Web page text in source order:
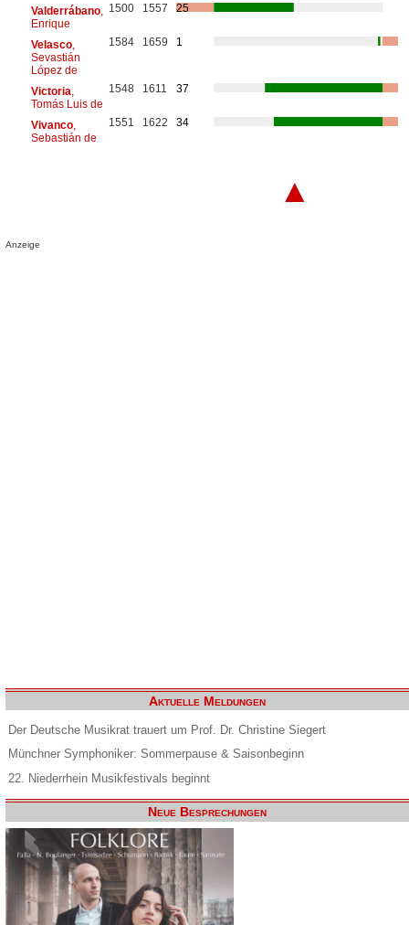
Valderrábano,
Enrique
1500 1557 25
Velasco,
Sevastián
López de
1584 1659 1
Victoria
Tomás Luis de
1548 1611 37
Vivanco,
Sebastián de
1551 1622 34
▲
Anzeige
Aktuelle Meldungen
Der Deutsche Musikrat trauert um Prof. Dr. Christine Siegert
Münchner Symphoniker: Sommerpause & Saisonbeginn
22. Niederrhein Musikfestivals beginnt
Neue Besprechungen